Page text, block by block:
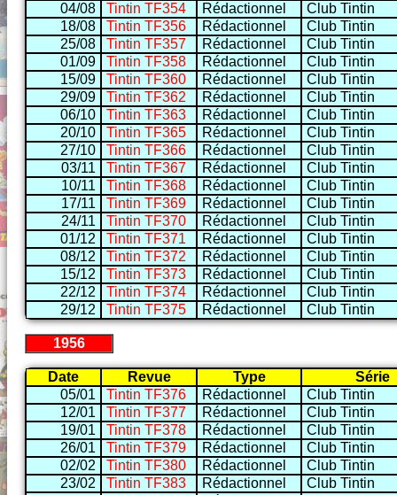
04/08
Tintin TF354 Rédactionnel
Club Tintin
18/08
Tintin TF356 Rédactionnel
Club Tintin
25/08
Tintin TF357 Rédactionnel
Club Tintin
01/09
Tintin TF358 Rédactionnel
Club Tintin
15/09
Tintin TF360 Rédactionnel
Club Tintin
29/09
Tintin TF362 Rédactionnel
Club Tintin
06/10
Tintin TF363 Rédactionnel
Club Tintin
20/10
Tintin TF365 Rédactionnel
Club Tintin
27/10
Tintin TF366 Rédactionnel
Club Tintin
03/11
Tintin TF367 Rédactionnel
Club Tintin
10/11
Tintin TF368 Rédactionnel
Club Tintin
17/11
Tintin TF369 Rédactionnel
Club Tintin
24/11
Tintin TF370 Rédactionnel
Club Tintin
01/12
Tintin TF371 Rédactionnel
Club Tintin
08/12
Tintin TF372 Rédactionnel
Club Tintin
15/12
Tintin TF373 Rédactionnel
Club Tintin
22/12
Tintin TF374 Rédactionnel
Club Tintin
29/12
Tintin TF375 Rédactionnel Club Tintin
1956
Date Revue Type
Série
05/01
Tintin TF376 Rédactionnel
Club Tintin
12/01
Tintin TF377 Rédactionnel
Club Tintin
19/01
Tintin TF378 Rédactionnel
Club Tintin
26/01
Tintin TF379 Rédactionnel
Club Tintin
02/02
Tintin TF380 Rédactionnel
Club Tintin
23/02
Tintin TF383 Rédactionnel
Club Tintin